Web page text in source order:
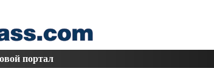
портал